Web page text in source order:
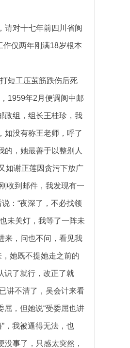
请对十七年前四川省阆
仅两年刚满18岁根本
短工压茧筋跌伤后死
1959年2月便调阆中邮
政组，组长王桂珍，我
如没有称王老师，呼了
的，她最善于以整别人
如谢正莲因贪污下放广
收到邮件，我发现有一
：“夜深了，不必找领
未关灯，我等了一阵未
来，问也不问，看见我
她既不提她走之前的
识了就行，改正了就
讲不清了，吴会计来看
屈，但她说“受委屈也讲
，我被逼得无法，也
事了，只感太突然，